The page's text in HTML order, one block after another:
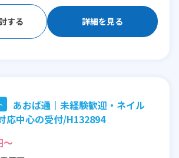
間程度/月 詳細を見る
あおば通｜未経験歓迎・ネイル
応中心の受付/H132894
～